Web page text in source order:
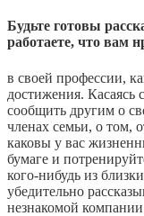
Будьте готовы
работаете, что вам
в своей профессии,
достижения.
сообщить другим о
членах семьи, о том,
каковы у вас
бумаге и
кого-нибудь из
убедительно
незнакомой